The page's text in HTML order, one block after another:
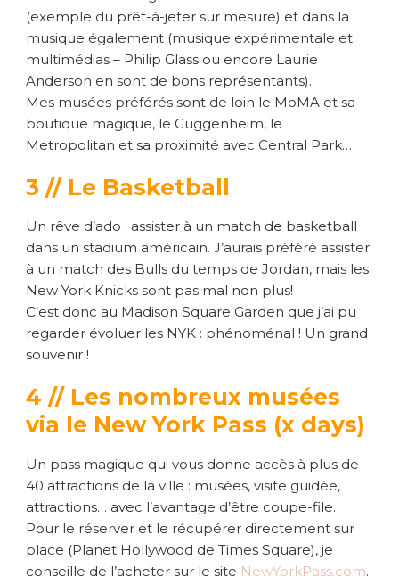
(exemple du prêt-à-jeter sur mesure) et dans la
musique également (musique expérimentale et
multimédias – Philip Glass ou encore Laurie
Anderson en sont de bons représentants).
Mes musées préférés sont de loin le MoMA et sa
boutique magique, le Guggenheim, le
Metropolitan et sa proximité avec Central Park…
3 // Le Basketball
Un rêve d’ado : assister à un match de basketball
dans un stadium américain. J’aurais préféré assister
à un match des Bulls du temps de Jordan, mais les
New York Knicks sont pas mal non plus!
C’est donc au Madison Square Garden que j’ai pu
regarder évoluer les NYK : phénoménal ! Un grand
souvenir !
4 // Les nombreux musées
via le New York Pass (x days)
Un pass magique qui vous donne accès à plus de
40 attractions de la ville : musées, visite guidée,
attractions… avec l’avantage d’être coupe-file.
Pour le réserver et le récupérer directement sur
place (Planet Hollywood de Times Square), je
conseille de l’acheter sur le site NewYorkPass.com.